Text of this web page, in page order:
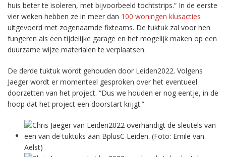
huis beter te isoleren, met bijvoorbeeld tochtstrips.” In de eerste
vier weken hebben ze in meer dan 100 woningen klusacties
uitgevoerd met zogenaamde fixteams. De tuktuk zal voor hen
fungeren als een tijdelijke garage en het mogelijk maken op een
duurzame wijze materialen te verplaatsen.
De derde tuktuk wordt gehouden door Leiden2022. Volgens
Jaeger wordt er momenteel gesproken over het eventueel
doorzetten van het project. “Dus we houden er nog eentje, in de
hoop dat het project een doorstart krijgt.”